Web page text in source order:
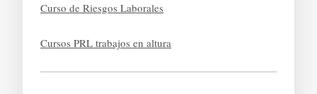
Curso de Riesgos Laborales
Cursos PRL trabajos en altura